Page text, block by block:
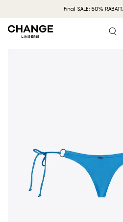
Final SALE: 50% RABATT.